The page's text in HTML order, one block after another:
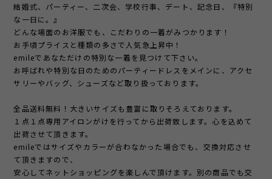
結婚式、パーティー、二次会、学校行事、デート、記念日、『特別
な一日に。』
どんな場面のお洋服でも、こだわりの一着がみつかります！
お手頃プライスと種類の多さで人気急上昇中！
emileであなただけの特別な一着を見つけて下さい。
お呼ばれや特別な日のためのパーティードレスをメインに、アクセ
サリーやバッグ、シューズなど取り扱っております。
全品送料無料！大きいサイズも豊富に取りそろえております。
１点１点専用アイロンがけを行ってから出荷致します。心を込めて
出荷させて頂きます。
emileではサイズやカラーが合わなかった場合でも、交換対応させ
て頂きますので、
安心してネットショッピングを楽しんで頂けます。別の商品でも交